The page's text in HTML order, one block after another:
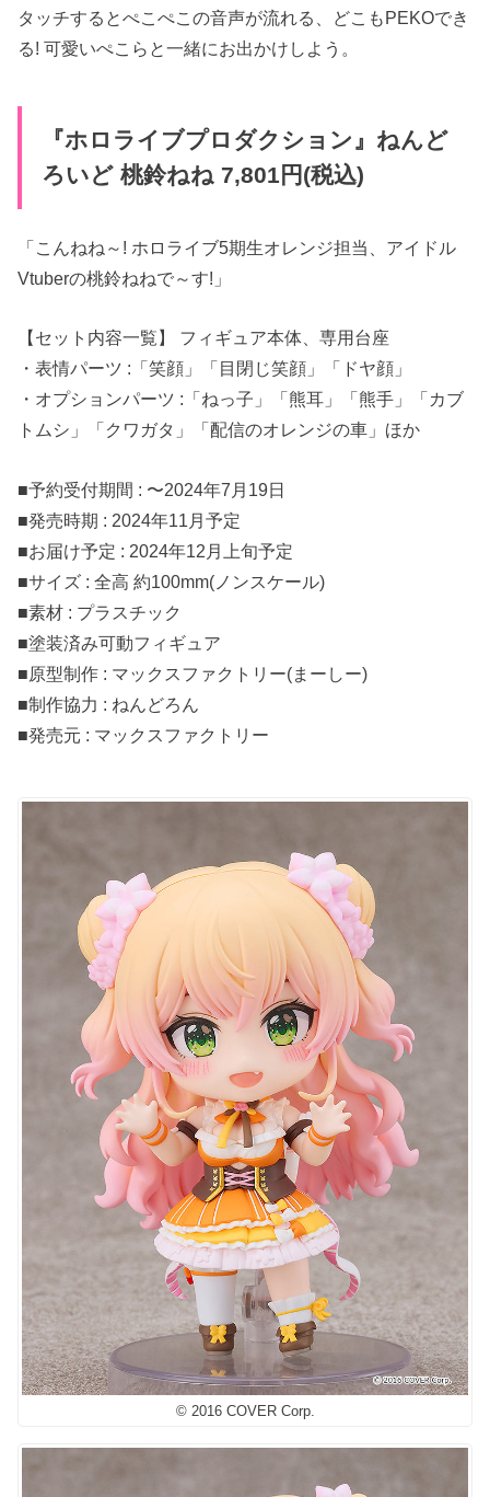
タッチするとぺこぺこの音声が流れる、どこもPEKOでき
る! 可愛いぺこらと一緒にお出かけしよう。
『ホロライブプロダクション』ねんど
ろいど 桃鈴ねね 7,801円(税込)
「こんねね～! ホロライブ5期生オレンジ担当、アイドル
Vtuberの桃鈴ねねで～す!」
【セット内容一覧】 フィギュア本体、専用台座
・表情パーツ :「笑顔」「目閉じ笑顔」「ドヤ顔」
・オプションパーツ :「ねっ子」「熊耳」「熊手」「カブ
トムシ」「クワガタ」「配信のオレンジの車」ほか
■予約受付期間 : 〜2024年7月19日
■発売時期 : 2024年11月予定
■お届け予定 : 2024年12月上旬予定
■サイズ : 全高 約100mm(ノンスケール)
■素材 : プラスチック
■塗装済み可動フィギュア
■原型制作 : マックスファクトリー(まーしー)
■制作協力 : ねんどろん
■発売元 : マックスファクトリー
© 2016 COVER Corp.